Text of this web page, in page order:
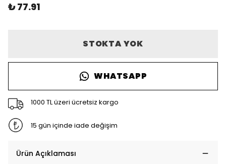
₺ 77.91
STOKTA YOK
WHATSAPP
1000 TL üzeri ücretsiz kargo
15 gün içinde iade değişim
Ürün Açıklaması